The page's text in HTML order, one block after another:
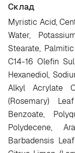
Склад
Myristic Acid,
Water,
Stearate,
C14-16 Olefin
Hexanediol,
Alkyl Acrylate
(Rosemary)
Benzoate,
Polydecene,
Barbadensis